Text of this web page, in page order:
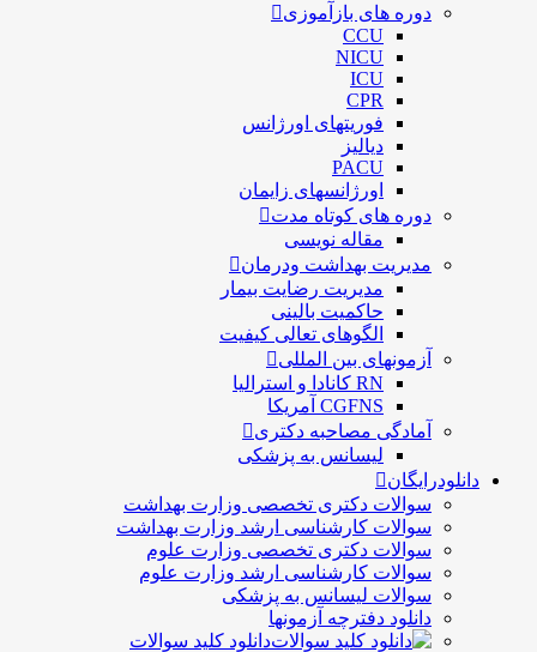
دوره های بازآموزی
CCU
NICU
ICU
CPR
فوریتهای اورژانس
دیالیز
PACU
اورژانسهای زایمان
دوره های کوتاه مدت
مقاله نویسی
مدیریت بهداشت ودرمان
مديريت رضايت بيمار
حاكميت بالينی
الگوهای تعالی کيفيت
آزمونهای بین المللی
RN کانادا و استرالیا
CGFNS آمریکا
آمادگی مصاحبه دکتری
لیسانس به پزشکی
دانلودرایگان
سوالات دکتری تخصصی وزارت بهداشت
سوالات کارشناسی ارشد وزارت بهداشت
سوالات دکتری تخصصی وزارت علوم
سوالات کارشناسی ارشد وزارت علوم
سوالات لیسانس به پزشکی
دانلود دفترچه آزمونها
دانلود کلید سوالات